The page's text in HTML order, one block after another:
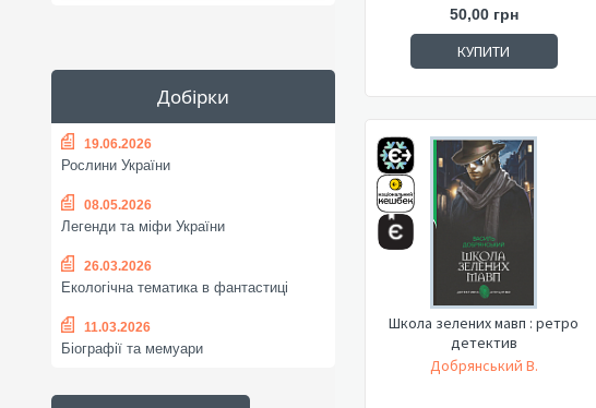
Добірки
19.06.2026
Рослини України
08.05.2026
Легенди та міфи України
26.03.2026
Екологічна тематика в фантастиці
11.03.2026
Біографії та мемуари
50,00 грн
КУПИТИ
Школа зелених мавп : ретро
детектив
Добрянський В.